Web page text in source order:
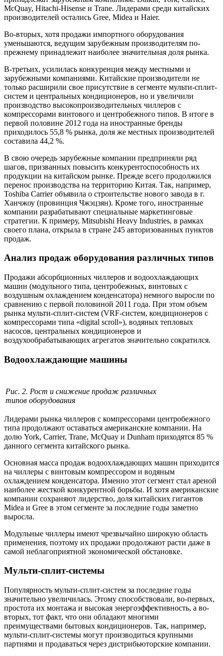
McQuay, Hitachi-Hisense и Trane. Лидерами среди китайских
производителей остались Gree, Midea и Haier.
Во-вторых, хотя продажи импортного оборудования
уменьшаются, ведущим зарубежным производителям по-
прежнему принадлежит наиболее значительная доля рынка.
В-третьих, усилилась конкуренция между местными и
зарубежными компаниями. Китайские производители не
только расширили свое присутствие в сегменте мульти-сплит-
систем и центральных кондиционеров, но и увеличили
производство высокопроизводительных чиллеров с
компрессорами винтового и центробежного типов. В итоге в
первой половине 2012 года на иностранные бренды
приходилось 55,8 % рынка, доля же местных производителей
составила 44,2 %.
В свою очередь зарубежные компании предприняли ряд
шагов, призванных повысить конкурентоспособность их
продукции на китайском рынке. Прежде всего продолжился
перенос производства на территорию Китая. Так, например,
Toshiba Carrier объявила о строительстве нового завода в г.
Ханчжоу (провинция Чжэцзян). Кроме того, иностранные
компании разрабатывают специальные маркетинговые
стратегии. К примеру, Mitsubishi Heavy Industries, в рамках
своего плана, открыла в стране 245 авторизованных пунктов
продаж.
Анализ продаж оборудования различных типов
Продажи абсорбционных чиллеров и водоохлаждающих
машин (модульного типа, центробежных, винтовых с
воздушным охлаждением конденсатора) немного выросли по
сравнению с первой половиной 2011 года. При этом объем
рынка мульти-сплит-систем (VRF-систем, кондиционеров с
компрессорами типа «digital scroll»), водяных тепловых
насосов, центральных кондиционеров и
воздухообрабатывающих агрегатов значительно сократился.
Водоохлаждающие машины
Рис. 2. Рост и снижение продаж различных
типов оборудования
Лидерами рынка чиллеров с компрессорами центробежного
типа продолжают оставаться американские компании. На
долю York, Carrier, Trane, McQuay и Dunham приходятся 85 %
данного сегмента китайского рынка.
Основная масса продаж водоохлаждающих машин приходится
на чиллеры с винтовым компрессором и водяным
охлаждением конденсатора. Именно этот сегмент стал ареной
наиболее жесткой конкурентной борьбы. И хотя американские
компании сохраняют лидерство, доля китайских гигантов
Midea и Gree в этом сегменте за последние годы заметно
выросла.
Модульные чиллеры имеют чрезвычайно широкую область
применения, поэтому их продажи продолжают расти даже в
самой неблагоприятной экономической обстановке.
Мульти-сплит-системы
Популярность мульти-сплит-систем за последние годы
значительно увеличилась. Этому способствовали, во-первых,
простота их монтажа и высокая энергоэффективность, а во-
вторых, тот факт, что они обладают многими
преимуществами бытовых кондиционеров. Так, например,
мульти-сплит-системы могут производиться крупными
партиями и продаваться через дистрибьюторские компании.